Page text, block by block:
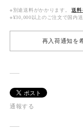
※別途送料がかかります。
送料
※¥30,000以上のご注文で国内
再入荷通知を
通報する